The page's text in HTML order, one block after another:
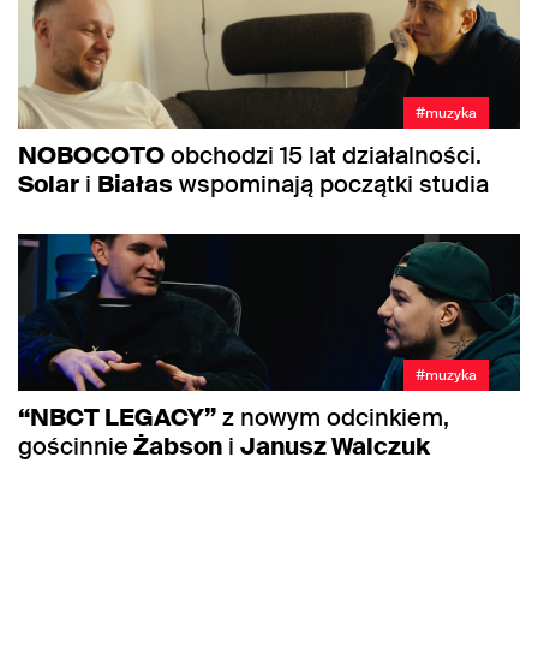
#muzyka
NOBOCOTOobchodzi 15 lat działalności.
Solar i Białas wspominają początki studia
#muzyka
“NBCT LEGACY”z nowym odcinkiem,
gościnnieŻabson i Janusz Walczuk